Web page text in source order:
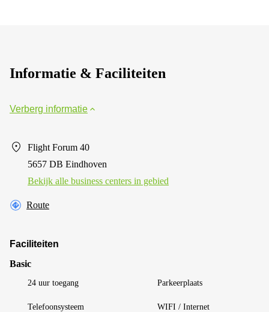
Informatie & Faciliteiten
Verberg informatie
Flight Forum 40
5657 DB Eindhoven
Bekijk alle business centers in gebied
Route
Faciliteiten
Basic
24 uur toegang Parkeerplaats
Telefoonsysteem WIFI / Internet